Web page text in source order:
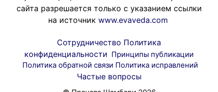
сайта разрешается только с указанием ссылки
на источник www.evaveda.com
Сотрудничество Политика
конфиденциальности Принципы публикации
Политика обратной связи Политика исправлений
Частые вопросы